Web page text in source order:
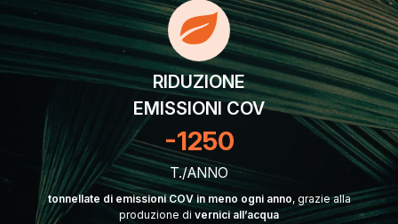
RIDUZIONE
EMISSIONI COV
-1250
T./ANNO
tonnellate di emissioni COV in meno ogni anno, grazie alla
produzione di vernici all’acqua